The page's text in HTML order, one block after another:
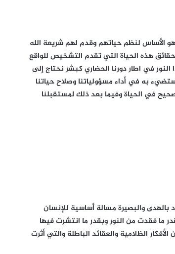
الأساس لنظم حياتهم وقدم لهم شريعة الله
هذه الحياة التي تقدم التشخيص للواقع
في اطار دورنا الحضاري كبشر نحتاج إلى
به في أداء مسؤولياتنا وصلاح حياتنا
في الحياة وفيما بعد ذلك لمستقبلنا
بالهدى والبصيرة مسالة أساسية للإنسان
ما فقدت من النور وبقدر ما انتشرت فيها
الظلامية والعقائد الباطلة والتي أثرت